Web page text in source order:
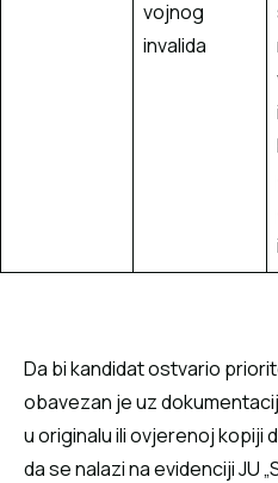
vojnog
invalida
Da bi kandidat ostvario
obavezan je uz
u originalu ili ovjerenoj kopiji
da se nalazi na evidenciji JU